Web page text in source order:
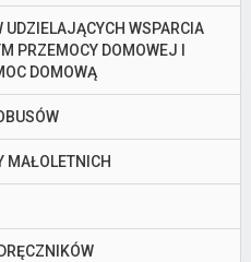
UDZIELAJĄCYCH WSPARCIA
PRZEMOCY DOMOWEJ I
DOMOWĄ
MAŁOLETNICH